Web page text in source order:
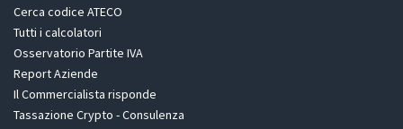
Cerca codice ATECO
Tutti i calcolatori
Osservatorio Partite IVA
Report Aziende
Il Commercialista risponde
Tassazione Crypto - Consulenza